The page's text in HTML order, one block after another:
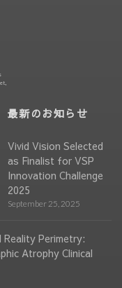
最新のお知らせ
Vivid Vision Selected
as Finalist for VSP
Innovation Challenge
2025
September 25, 2025
Perimetry:
Atrophy Clinical